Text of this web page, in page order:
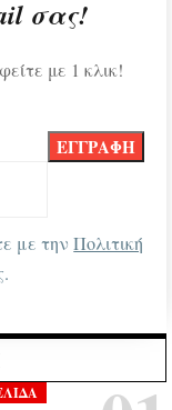
σας!
με 1 κλικ!
με τηνΠολιτική